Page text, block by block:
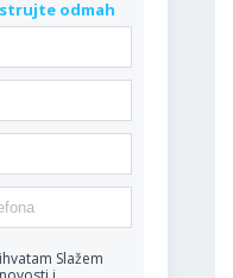
odmah
Slažem